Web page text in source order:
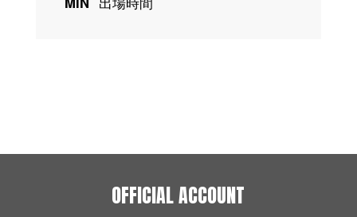
OFFICIAL ACCOUNT